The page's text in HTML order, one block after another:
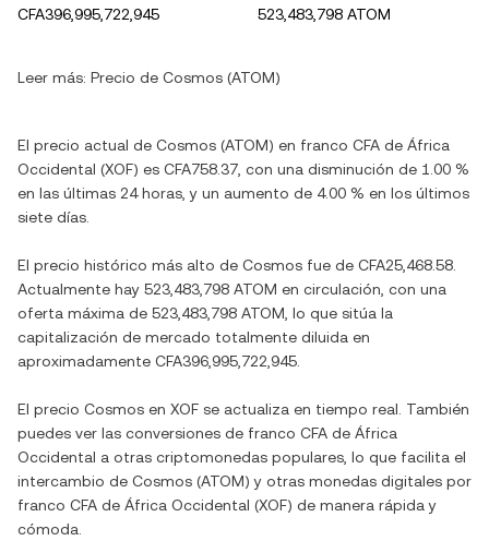
CFA396,995,722,945
523,483,798 ATOM
Leer más: Precio de Cosmos (ATOM)
El precio actual de Cosmos (ATOM) en franco CFA de África
Occidental (XOF) es CFA758.37, con una disminución de 1.00 %
en las últimas 24 horas, y un aumento de 4.00 % en los últimos
siete días.
El precio histórico más alto de Cosmos fue de CFA25,468.58.
Actualmente hay 523,483,798 ATOM en circulación, con una
oferta máxima de 523,483,798 ATOM, lo que sitúa la
capitalización de mercado totalmente diluida en
aproximadamente CFA396,995,722,945.
El precio Cosmos en XOF se actualiza en tiempo real. También
puedes ver las conversiones de franco CFA de África
Occidental a otras criptomonedas populares, lo que facilita el
intercambio de Cosmos (ATOM) y otras monedas digitales por
franco CFA de África Occidental (XOF) de manera rápida y
cómoda.